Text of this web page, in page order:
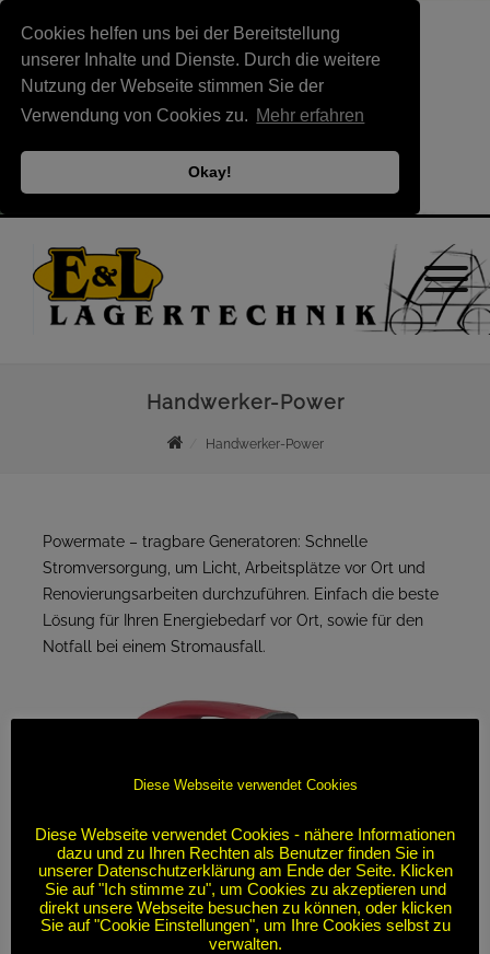
Cookies helfen uns bei der Bereitstellung
unserer Inhalte und Dienste. Durch die weitere
Nutzung der Webseite stimmen Sie der
Verwendung von Cookies zu. Mehr erfahren
Okay!
Handwerker-Power
Handwerker-Power
Powermate – tragbare Generatoren: Schnelle
Stromversorgung, um Licht, Arbeitsplätze vor Ort und
Renovierungsarbeiten durchzuführen. Einfach die beste
Lösung für Ihren Energiebedarf vor Ort, sowie für den
Notfall bei einem Stromausfall.
Diese Webseite verwendet Cookies
Diese Webseite verwendet Cookies - nähere Informationen
dazu und zu Ihren Rechten als Benutzer finden Sie in
unserer Datenschutzerklärung am Ende der Seite. Klicken
Sie auf "Ich stimme zu", um Cookies zu akzeptieren und
direkt unsere Webseite besuchen zu können, oder klicken
Sie auf "Cookie Einstellungen", um Ihre Cookies selbst zu
verwalten.